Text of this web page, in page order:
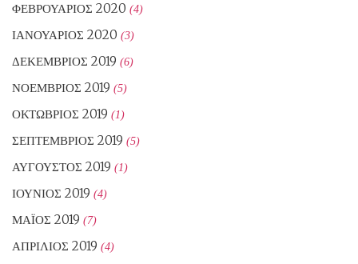
ΦΕΒΡΟΥΆΡΙΟΣ 2020 (4)
ΙΑΝΟΥΆΡΙΟΣ 2020 (3)
ΔΕΚΈΜΒΡΙΟΣ 2019 (6)
ΝΟΈΜΒΡΙΟΣ 2019 (5)
ΟΚΤΏΒΡΙΟΣ 2019 (1)
ΣΕΠΤΈΜΒΡΙΟΣ 2019 (5)
ΑΎΓΟΥΣΤΟΣ 2019 (1)
ΙΟΎΝΙΟΣ 2019 (4)
ΜΆΙΟΣ 2019 (7)
ΑΠΡΊΛΙΟΣ 2019 (4)